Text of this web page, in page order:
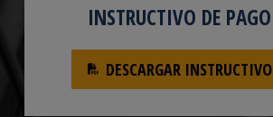
INSTRUCTIVO DE PAGO
DESCARGAR INSTRUCTIVO